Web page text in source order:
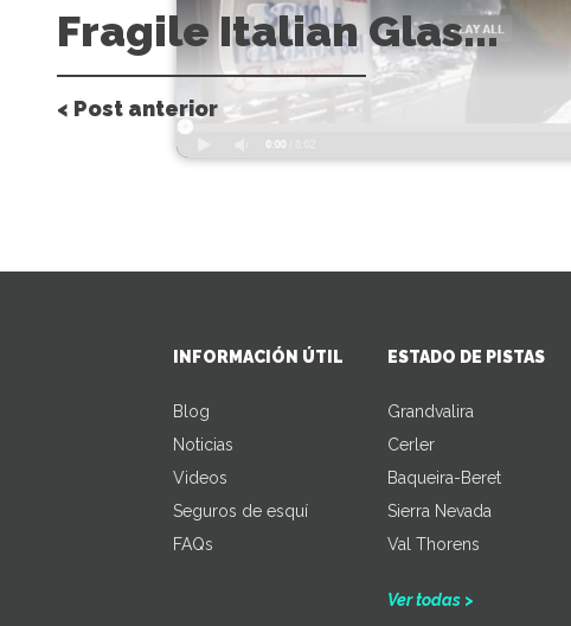
Fragile Italian Glas...
< Post anterior
INFORMACIÓN ÚTIL
Blog
Noticias
Videos
Seguros de esquí
FAQs
ESTADO DE PISTAS
Grandvalira
Cerler
Baqueira-Beret
Sierra Nevada
Val Thorens
Ver todas >